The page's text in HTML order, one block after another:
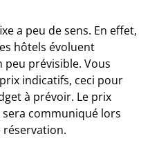
a peu de sens. En effet,
hôtels évoluent
prévisible. Vous
indicatifs, ceci pour
à prévoir. Le prix
communiqué lors
réservation.